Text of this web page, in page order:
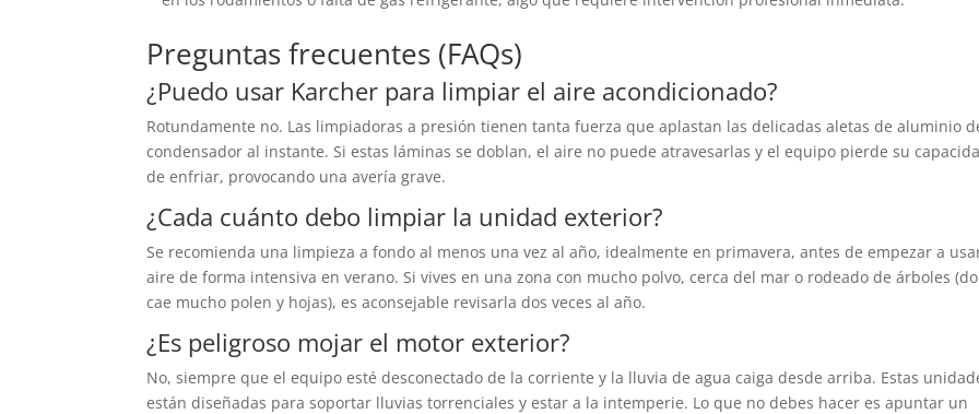
Preguntas frecuentes (FAQs)
¿Puedo usar Karcher para limpiar el aire acondicionado?
Rotundamente no. Las limpiadoras a presión tienen tanta fuerza que aplastan las delicadas aletas de aluminio
condensador al instante. Si estas láminas se doblan, el aire no puede atravesarlas y el equipo pierde su
de enfriar, provocando una avería grave.
¿Cada cuánto debo limpiar la unidad exterior?
Se recomienda una limpieza a fondo al menos una vez al año, idealmente en primavera, antes de empezar a
aire de forma intensiva en verano. Si vives en una zona con mucho polvo, cerca del mar o rodeado de árboles
cae mucho polen y hojas), es aconsejable revisarla dos veces al año.
¿Es peligroso mojar el motor exterior?
No, siempre que el equipo esté desconectado de la corriente y la lluvia de agua caiga desde arriba. Estas
están diseñadas para soportar lluvias torrenciales y estar a la intemperie. Lo que no debes hacer es apuntar un